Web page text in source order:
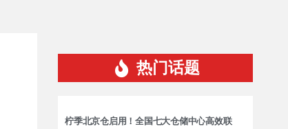
热门话题
柠季北京仓启用！全国七大仓储中心高效联